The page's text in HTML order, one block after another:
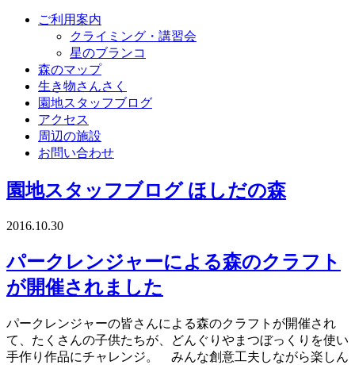
ご利用案内
クライミング・講習会
星のブランコ
森のマップ
生き物さんさく
園地スタッフブログ
アクセス
周辺の施設
お問い合わせ
園地スタッフブログ ほしだの森
2016.10.30
パークレンジャーによる森のクラフト
が開催されました
パークレンジャーの皆さんによる森のクラフトが開催され
て、たくさんの子供たちが、どんぐりやまつぼっくりを使い
手作り作品にチャレンジ。 みんな創意工夫しながら楽しん